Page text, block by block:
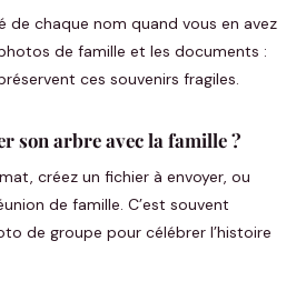
chaque nom quand vous en avez
de famille et les documents :
ces souvenirs fragiles.
son arbre avec la famille ?
créez un fichier à envoyer, ou
de famille. C’est souvent
de groupe pour célébrer l’histoire